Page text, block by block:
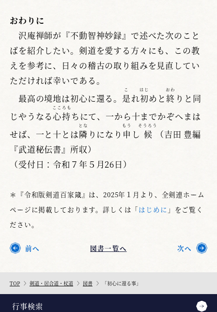
おわりに
沢庵禅師が『不動智神妙録』で述べた次のこと
ばを紹介したい。剣道を愛する方々にも、この教
えを参考に、日々の稽古の取り組みを見直してい
ただければ幸いである。
最高の境地は初心に還る。 是
こ
れ初
はじ
めと終
おわ
りと同
じやうなる心持
こころも
ちにて、一から十までかぞへまは
せば、一と十とは隣
とな
りになり 申
もう
し 候
そうろう
（吉田 豊編
『武道秘伝書』所収）
（受付日：令和７年５月26日）
＊『令和版剣道百家箴』は、2025年１月より、全剣連ホーム
ページに掲載しております。詳しくは「はじめに 」をご覧く
ださい。
前へ 図書一覧へ 次へ
TOP 剣道・居合道・杖道 図書 「初心に還る事」
行事検索